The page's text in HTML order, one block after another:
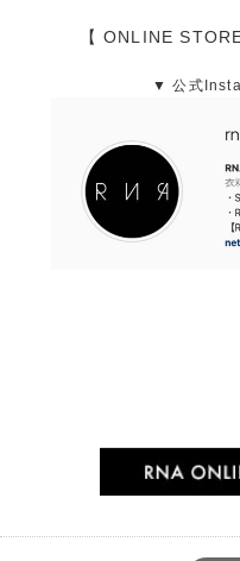
【 ONLINE
▼ 公式